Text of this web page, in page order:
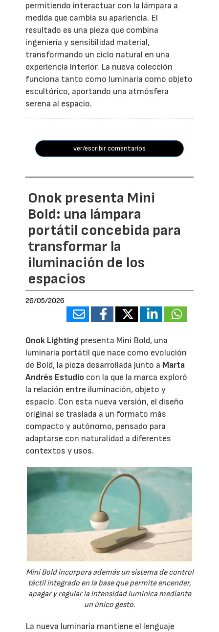
permitiendo interactuar con la lámpara a
medida que cambia su apariencia. El
resultado es una pieza que combina
ingeniería y sensibilidad material,
transformando un ciclo natural en una
experiencia interior. La nueva colección
funciona tanto como luminaria como objeto
escultórico, aportando una atmósfera
serena al espacio.
ver/escribir comentarios
Onok presenta Mini
Bold: una lámpara
portátil concebida para
transformar la
iluminación de los
espacios
26/05/2026
Onok Lighting presenta Mini Bold, una
luminaria portátil que nace como evolución
de Bold, la pieza desarrollada junto a Marta
Andrés Estudio con la que la marca exploró
la relación entre iluminación, objeto y
espacio. Con esta nueva versión, el diseño
original se traslada a un formato más
compacto y autónomo, pensado para
adaptarse con naturalidad a diferentes
contextos y usos.
Mini Bold incorpora además un sistema de control
táctil integrado en la base que permite encender,
apagar y regular la intensidad lumínica mediante
un único gesto.
La nueva luminaria mantiene el lenguaje